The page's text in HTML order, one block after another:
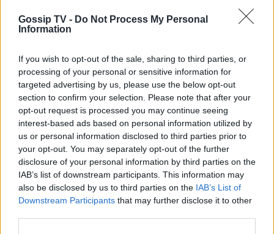
Gossip TV - Do Not Process My Personal
Information
If you wish to opt-out of the sale, sharing to third parties, or
processing of your personal or sensitive information for
targeted advertising by us, please use the below opt-out
section to confirm your selection. Please note that after your
opt-out request is processed you may continue seeing
interest-based ads based on personal information utilized by
us or personal information disclosed to third parties prior to
your opt-out. You may separately opt-out of the further
disclosure of your personal information by third parties on the
IAB’s list of downstream participants. This information may
also be disclosed by us to third parties on the IAB’s List of
Downstream Participants that may further disclose it to other
GOSSIP SPECIALS
ρόλοι και οι πληγές του ανθρώπου
πίσω από τον μεγάλο πρωταγωνιστή
SHOWBIZ
Μάντυ Λάμπου: Πώς είναι και πού
βρίσκεται σήμερα η πρώτη
παρουσιάστρια του «Ok» στο MAD
ΟΛΕΣ ΟΙ ΕΙΔΗΣΕΙΣ